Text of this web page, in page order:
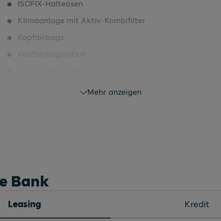
ISOFIX-Halteösen
Klimaanlage mit Aktiv-Kombifilter
Kopfairbags
Mittelarmlehne vorn
Müdigkeits- und Ablenkungserkennung
Mehr anzeigen
Bank
Leasing Kredit